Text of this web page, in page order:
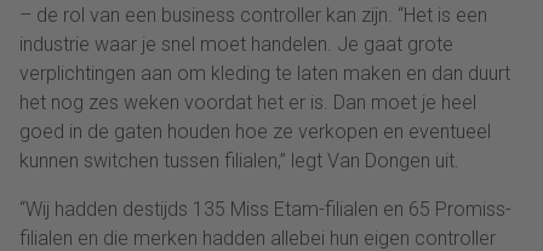
– de rol van een business controller kan zijn. “Het is een
industrie waar je snel moet handelen. Je gaat grote
verplichtingen aan om kleding te laten maken en dan duurt
het nog zes weken voordat het er is. Dan moet je heel
goed in de gaten houden hoe ze verkopen en eventueel
kunnen switchen tussen filialen,” legt Van Dongen uit.
“Wij hadden destijds 135 Miss Etam-filialen en 65 Promiss-
filialen en die merken hadden allebei hun eigen controller